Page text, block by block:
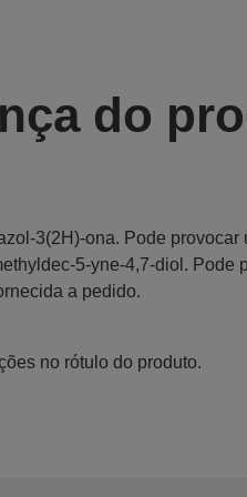
do
3(2H)-ona. Pode provocar
5-yne-4,7-diol. Pode
a pedido.
no rótulo do produto.